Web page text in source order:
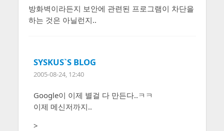
방화벽이라든지 보안에 관련된 프로그램이 차단을
하는 것은 아닐런지..
SYSKUS`S BLOG
2005-08-24, 12:40
Google이 이제 별걸 다 만든다..ㅋㅋ
이제 메신저까지..
>